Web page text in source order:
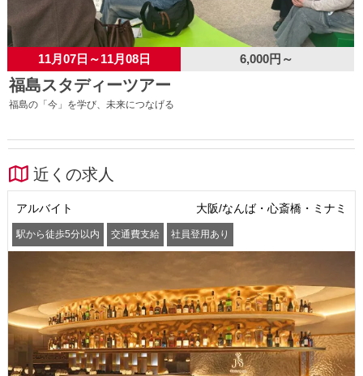
11月07日～11月08日 6,000円～
福島スタディーツアー
福島の「今」を学び、未来につなげる
近くの求人
アルバイト 大阪/なんば・心斎橋・ミナミ
駅から徒歩5分以内 交通費支給 社員登用あり